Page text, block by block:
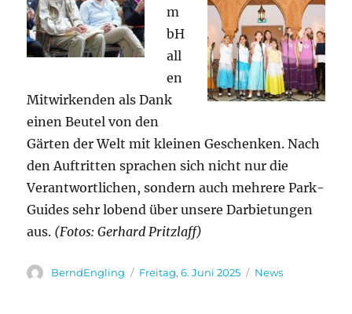
m
bH
all
en
Mitwirkenden als Dank
einen Beutel von den
Gärten der Welt mit kleinen Geschenken. Nach
den Auftritten sprachen sich nicht nur die
Verantwortlichen, sondern auch mehrere Park-
Guides sehr lobend über unsere Darbietungen
aus. (Fotos: Gerhard Pritzlaff)
Autor
BerndEngling
Veröffentlicht
Freitag, 6. Juni 2025 Kategorien
News